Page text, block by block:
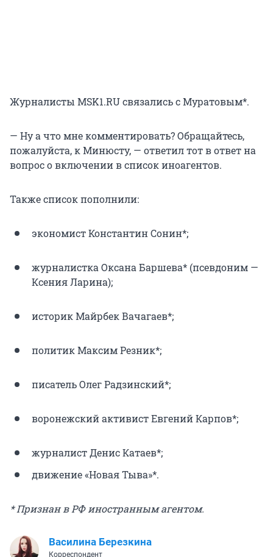
Журналисты MSK1.RU связались с Муратовым*.
— Ну а что мне комментировать? Обращайтесь,
пожалуйста, к Минюсту, — ответил тот в ответ на
вопрос о включении в список иноагентов.
Также список пополнили:
экономист Константин Сонин*;
журналистка Оксана Баршева* (псевдоним —
Ксения Ларина);
историк Майрбек Вачагаев*;
политик Максим Резник*;
писатель Олег Радзинский*;
воронежский активист Евгений Карпов*;
журналист Денис Катаев*;
движение «Новая Тыва»*.
* Признан в РФ иностранным агентом.
Василина Березкина
Корреспондент